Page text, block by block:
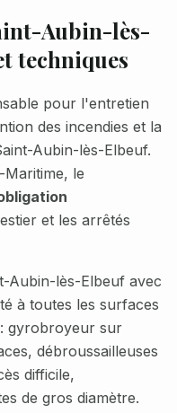
Aubin-lès-
techniques
pour l'entretien
des incendies et la
Aubin-lès-Elbeuf.
Maritime, le
et les arrêtés
Aubin-lès-Elbeuf avec
à toutes les surfaces
gyrobroyeur sur
débroussailleuses
difficile,
de gros diamètre.